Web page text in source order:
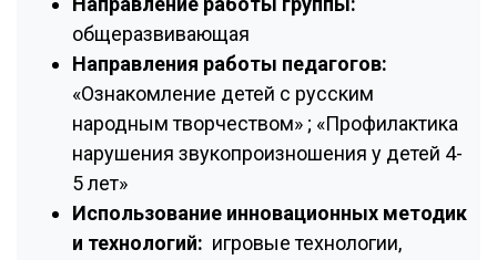
общеразвивающая
Направления работы педагогов:
«Ознакомление детей с русским
народным творчеством» ; «Профилактика
нарушения звукопроизношения у детей 4-
5 лет»
Использование инновационных методик
и технологий: игровые технологии,